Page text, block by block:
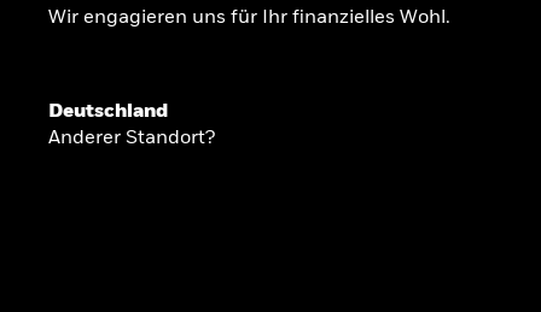
INSIDE THE MARKET
Wir engagieren uns für Ihr finanzielles Wohl.
Deutschland
Anderer Standort?